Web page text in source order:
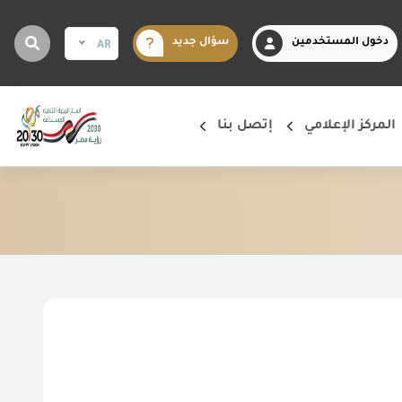
دخول المستخدمين سؤال جديد AR
المركز الإعلامي إتصل بنا